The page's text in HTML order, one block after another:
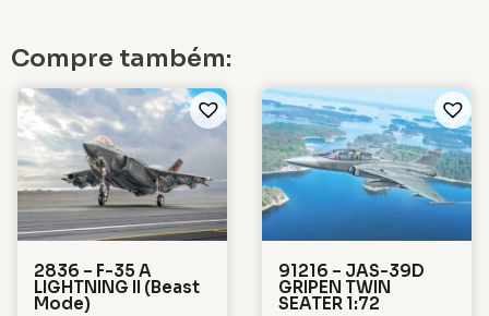
Compre também:
2836 – F-35 A
LIGHTNING II (Beast
Mode)
91216 – JAS-39D
GRIPEN TWIN
SEATER 1:72